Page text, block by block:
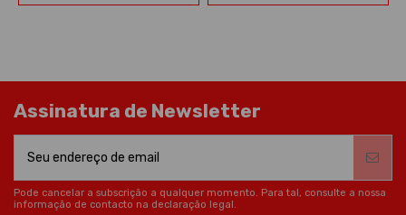
Assinatura de Newsletter
Pode cancelar a subscrição a qualquer momento. Para tal, consulte a nossa
informação de contacto na declaração legal.